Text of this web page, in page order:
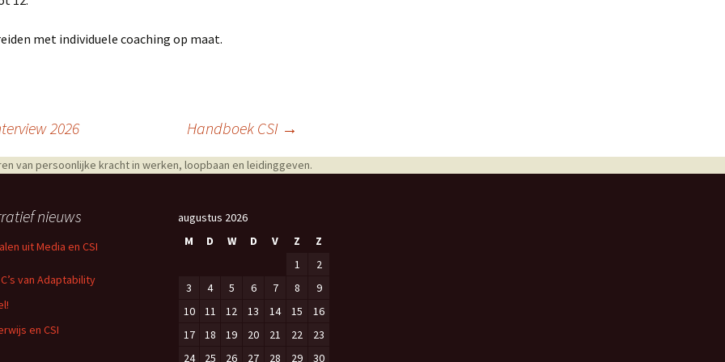
met individuele coaching op maat.
2026 Handboek CSI →
van persoonlijke kracht in werken, loopbaan en leidinggeven.
nieuws
uit Media en CSI
van Adaptability
en CSI
augustus 2026
M
D W D V Z
Z
1
2
3
4 5 6 7 8
9
10
11 12 13 14 15
16
17
18 19 20 21 22
23
24
25 26 27 28 29 30